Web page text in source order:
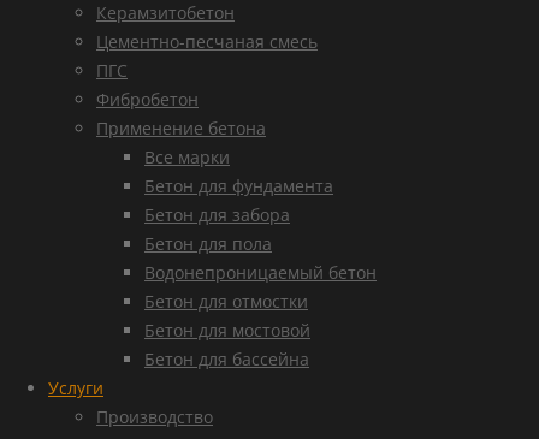
Керамзитобетон
Цементно-песчаная смесь
ПГС
Фибробетон
Применение бетона
Все марки
Бетон для фундамента
Бетон для забора
Бетон для пола
Водонепроницаемый бетон
Бетон для отмостки
Бетон для мостовой
Бетон для бассейна
Услуги
Производство